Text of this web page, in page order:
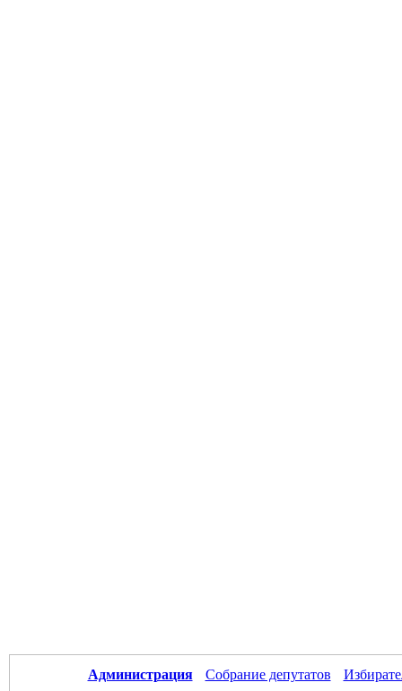
Администрация Собрание депутатов